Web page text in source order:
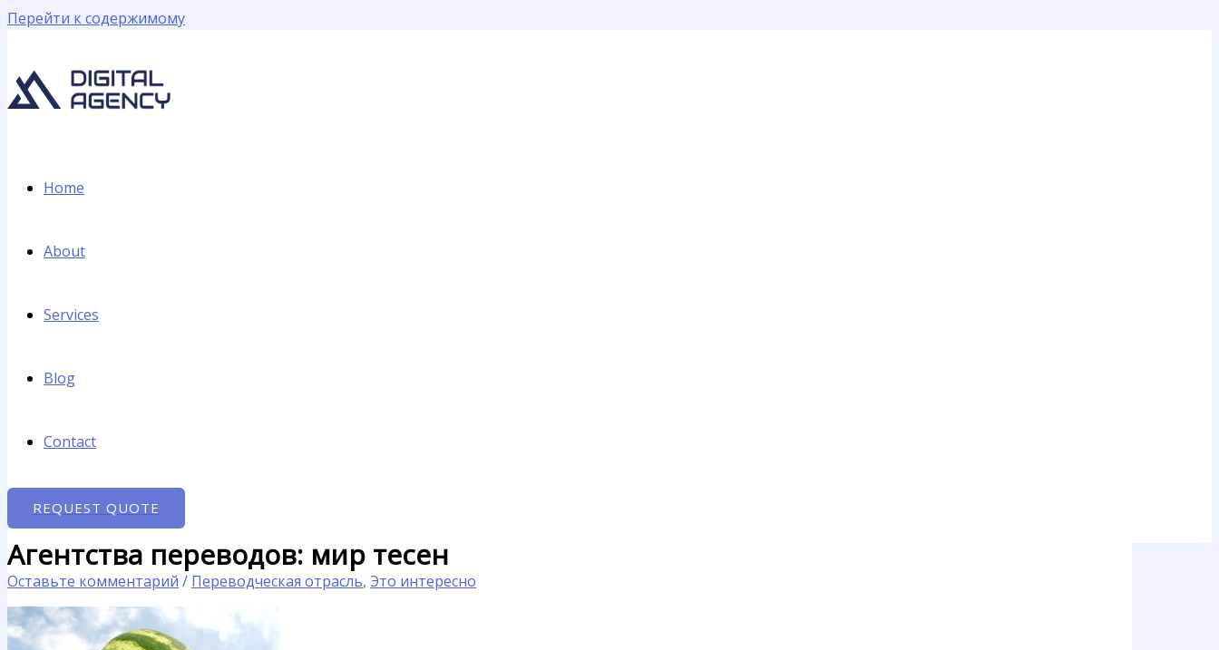
Перейти к содержимому
Home
About
Services
Blog
Contact
REQUEST QUOTE
Агентства переводов: мир тесен
Оставьте комментарий / Переводческая отрасль, Это интересно